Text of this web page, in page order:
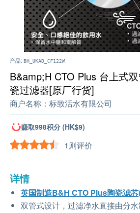
产品: BH_UKAD_CF122W
B&amp;H CTO Plus 台上式
瓷过滤器[原厂行货]
商户名称： 标致活水有限公司
赚取998积分 (HK$9)
1则评价
详情
英国制造B&H CTO Plus陶瓷滤
双管式设计，过滤净水直接由分